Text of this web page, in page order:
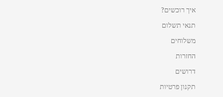
איך רוכשים?
תנאי תשלום
משלוחים
החזרות
דרושים
תקנון פרטיות